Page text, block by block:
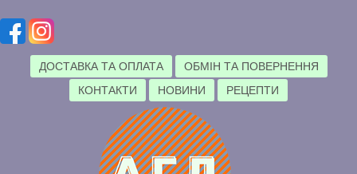
ДОСТАВКА ТА ОПЛАТА
ОБМІН ТА ПОВЕРНЕННЯ
КОНТАКТИ
НОВИНИ РЕЦЕПТИ